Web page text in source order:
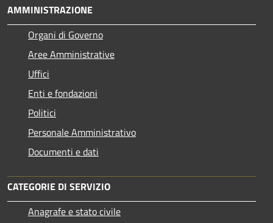
AMMINISTRAZIONE
Organi di Governo
Aree Amministrative
Uffici
Enti e fondazioni
Politici
Personale Amministrativo
Documenti e dati
CATEGORIE DI SERVIZIO
Anagrafe e stato civile